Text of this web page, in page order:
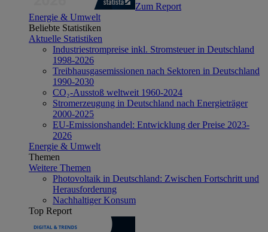
Zum Report
Energie & Umwelt
Beliebte Statistiken
Aktuelle Statistiken
Industriestrompreise inkl. Stromsteuer in Deutschland
1998-2026
Treibhausgasemissionen nach Sektoren in Deutschland
1990-2030
CO₂-Ausstoß weltweit 1960-2024
Stromerzeugung in Deutschland nach Energieträger
2000-2025
EU-Emissionshandel: Entwicklung der Preise 2023-
2026
Energie & Umwelt
Themen
Weitere Themen
Photovoltaik in Deutschland: Zwischen Fortschritt und
Herausforderung
Nachhaltiger Konsum
Top Report